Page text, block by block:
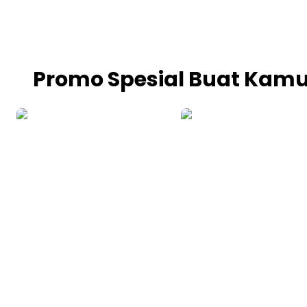
Promo Spesial Buat